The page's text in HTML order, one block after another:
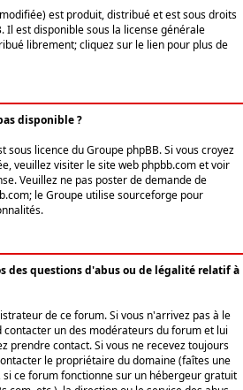
est produit, distribué et est sous droits
. Il est disponible sous la license générale
librement; cliquez sur le lien pour plus de
disponible ?
licence du Groupe phpBB. Si vous croyez
veuillez visiter le site web phpbb.com et voir
Veuillez ne pas poster de demande de
le Groupe utilise sourceforge pour
des questions d'abus ou de légalité relatif à
de ce forum. Si vous n'arrivez pas à le
contacter un des modérateurs du forum et lui
prendre contact. Si vous ne recevez toujours
le propriétaire du domaine (faîtes une
si ce forum fonctionne sur un hébergeur gratuit